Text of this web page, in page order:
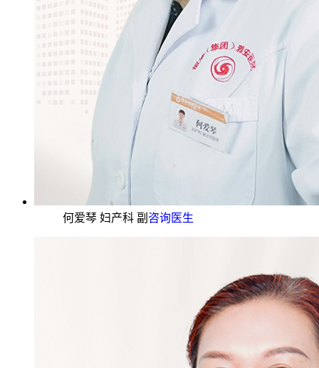
何爱琴 妇产科 副 咨询医生